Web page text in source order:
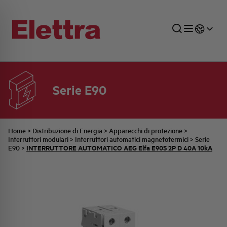
Serie E90
Home > Distribuzione di Energia > Apparecchi di protezione >
Interruttori modulari > Interruttori automatici magnetotermici > Serie
E90 > INTERRUTTORE AUTOMATICO AEG Elfa E90S 2P D 40A 10kA
SETTORI
INDUSTRIALE
DISTRIBUZIONE DI ENERGIA
AUTOMAZIONE INDUSTRIALE
RETE COMMERCIALE
UFFICIO TECNICO
PREVENTIVAZIONE
COMMESSE QUADRI
AZIENDA
FAMIGLIA BELLINI
IDENTITÀ AZIENDALE
TUTTE LE NEWS
ULTIME NOTIZIE ISTITUZIONALI
JOB CAREERS
PARTNER